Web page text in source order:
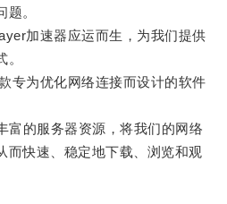
。
加速器应运而生，为我们提供
为优化网络连接而设计的软件
的服务器资源，将我们的网络
而快速、稳定地下载、浏览和观